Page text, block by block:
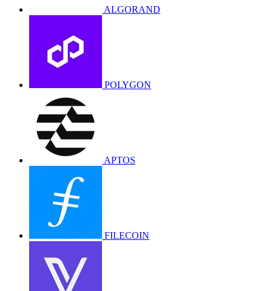
ALGORAND
POLYGON
APTOS
FILECOIN